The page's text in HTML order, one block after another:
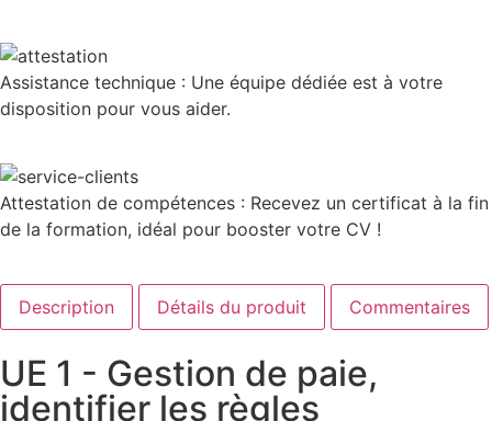
Assistance technique : Une équipe dédiée est à votre
disposition pour vous aider.
Attestation de compétences : Recevez un certificat à la fin
de la formation, idéal pour booster votre CV !
Description Détails du produit Commentaires
UE 1 - Gestion de paie,
identifier les règles